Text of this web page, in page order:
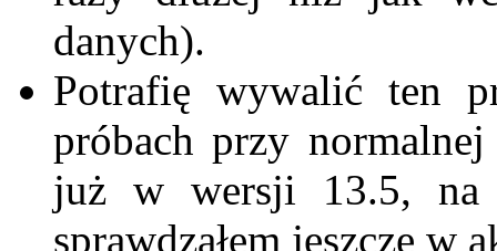
danych).
Potrafię wywalić ten
próbach przy
już w wersji 13.5, na
sprawdzałem jeszcze w